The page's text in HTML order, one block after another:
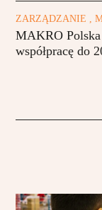
ZARZĄDZANIE ,
MAKRO
współpracę do